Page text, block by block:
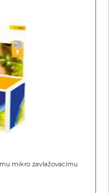
mikro zavlažovacímu